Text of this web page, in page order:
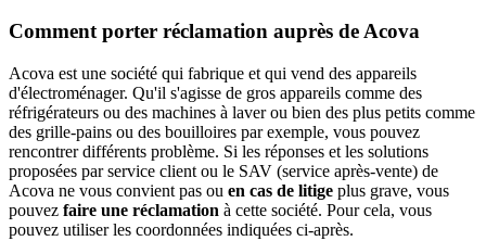
Comment porter réclamation auprès de Acova
Acova est une société qui fabrique et qui vend des appareils
d'électroménager. Qu'il s'agisse de gros appareils comme des
réfrigérateurs ou des machines à laver ou bien des plus petits comme
des grille-pains ou des bouilloires par exemple, vous pouvez
rencontrer différents problème. Si les réponses et les solutions
proposées par service client ou le SAV (service après-vente) de
Acova ne vous convient pas ou en cas de litige plus grave, vous
pouvez faire une réclamation à cette société. Pour cela, vous
pouvez utiliser les coordonnées indiquées ci-après.